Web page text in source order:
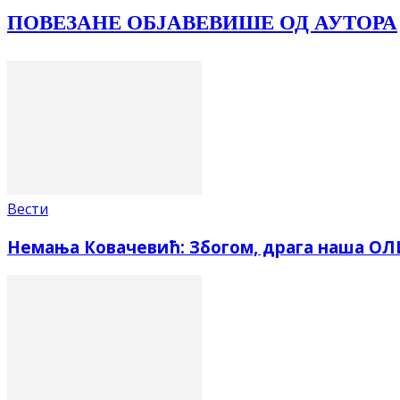
ПОВЕЗАНЕ ОБЈАВЕВИШЕ ОД АУТОРА
Вести
Немања Ковачевић: Збогом, драга наша